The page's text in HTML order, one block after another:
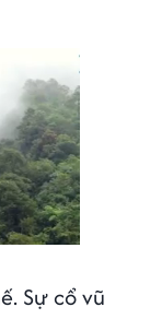
Sự cổ vũ